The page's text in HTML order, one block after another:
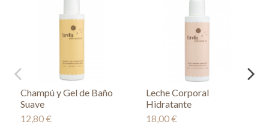
Champú y Gel de Baño
Suave
12,80 €
Leche Corporal
Hidratante
18,00 €